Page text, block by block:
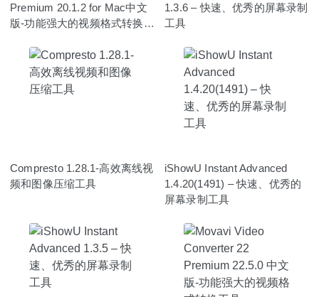
Premium 20.1.2 for Mac中文
版-功能强大的视频格式转换工
1.3.6 – 快速、优秀的屏幕录制
工具
Compresto 1.28.1-高效离线视
频和图像压缩工具
iShowU Instant Advanced
1.4.20(1491) – 快速、优秀的
屏幕录制工具